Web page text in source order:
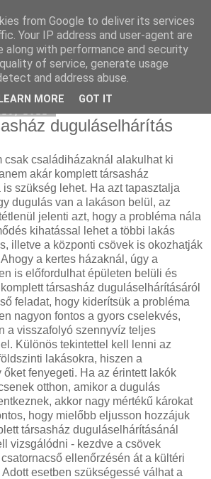
duguláselhárítás
csak családiházaknál alakulhat ki
akár komplett társasház
szükség lehet. Ha azt tapasztalja
dugulás van a lakáson belül, az
jelenti azt, hogy a probléma nála
kihatással lehet a többi lakás
illetve a központi csövek is okozhatják
a kertes házaknál, úgy a
is előfordulhat épületen belüli és
társasház duguláselhárításáról
feladat, hogy kiderítsük a probléma
nagyon fontos a gyors cselekvés,
a visszafolyó szennyvíz teljes
Különös tekintettel kell lenni az
lakásokra, hiszen a
őket fenyegeti. Ha az érintett lakók
otthon, amikor a dugulás
akkor nagy mértékű károkat
hogy mielőbb eljusson hozzájuk
társasház duguláselhárításánál
vizsgálódni - kezdve a csövek
ellenőrzésén át a kültéri
esetben szükségessé válhat a
from Google to deliver its services
Your IP address and user-agent are
along with performance and security
of service, generate usage
and address abuse.
LEARN MORE GOT IT